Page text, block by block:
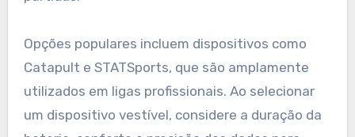
Opções populares incluem dispositivos como
Catapult e STATSports, que são amplamente
utilizados em ligas profissionais. Ao selecionar
um dispositivo vestível, considere a duração da